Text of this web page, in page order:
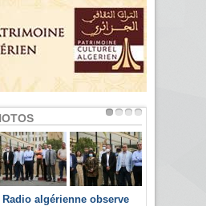
Radio algérienne observe